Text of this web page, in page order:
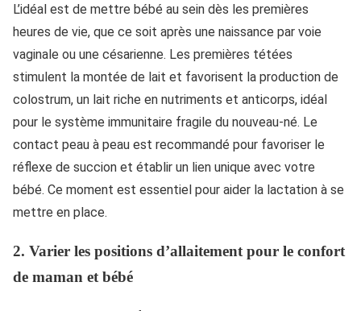
L’idéal est de mettre bébé au sein dès les premières
heures de vie, que ce soit après une naissance par voie
vaginale ou une césarienne. Les premières tétées
stimulent la montée de lait et favorisent la production de
colostrum, un lait riche en nutriments et anticorps, idéal
pour le système immunitaire fragile du nouveau-né. Le
contact peau à peau est recommandé pour favoriser le
réflexe de succion et établir un lien unique avec votre
bébé. Ce moment est essentiel pour aider la lactation à se
mettre en place.
2. Varier les positions d’allaitement pour le confort
de maman et bébé